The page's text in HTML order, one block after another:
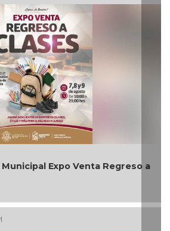
Expo Venta Regreso a